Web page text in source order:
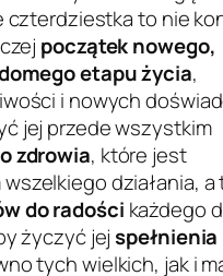
czterdziestka to nie
początek nowego,
etapu życia,
i nowych
jej przede wszystkim
zdrowia, które jest
działania, a
do radości każdego
życzyć jejspełnienia
tych wielkich, jak i